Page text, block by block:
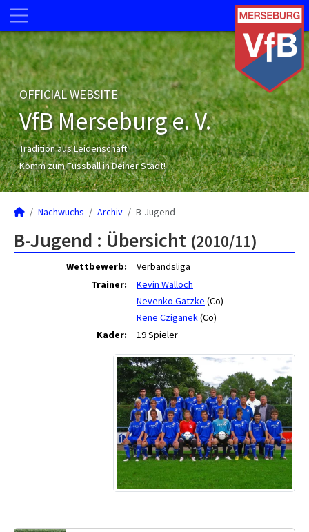
OFFICIAL WEBSITE
VfB Merseburg e. V.
Tradition aus Leidenschaft
Komm zum Fussball in Deiner Stadt!
Nachwuchs Archiv B-Jugend
B-Jugend : Übersicht (2010/11)
Wettbewerb:
Verbandsliga
Trainer:
Kevin Walloch
Nevenko Gatzke (Co)
Rene Cziganek(Co)
Kader:
19 Spieler